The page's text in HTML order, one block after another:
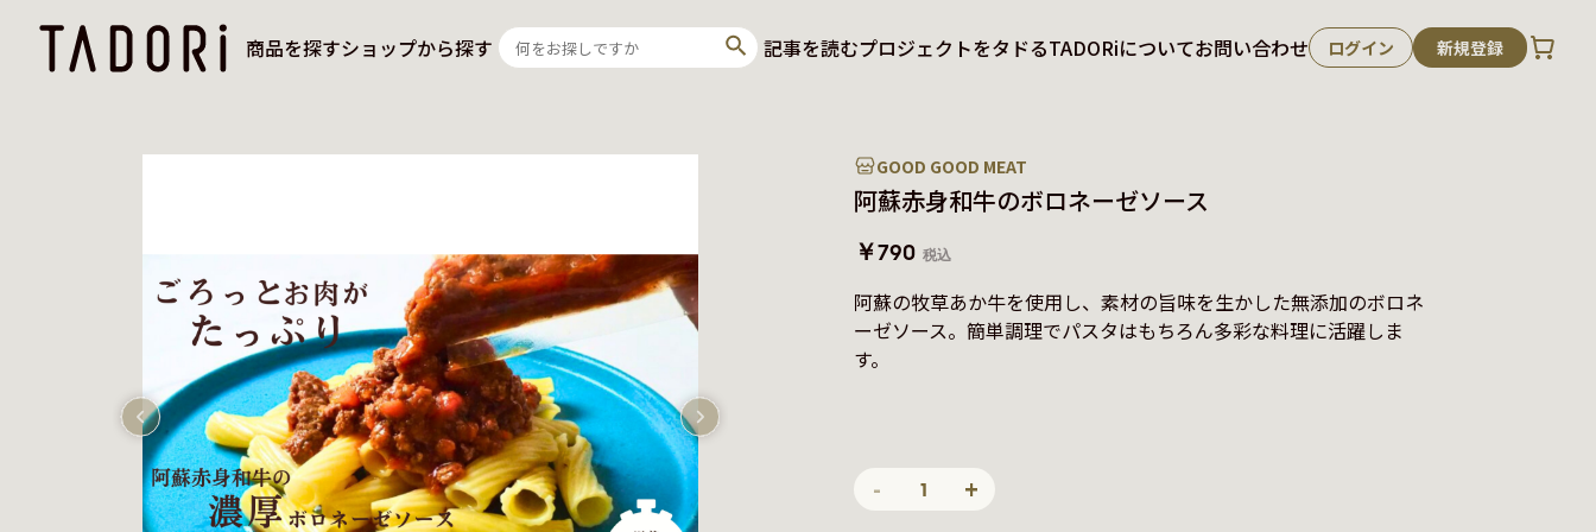
商品を探すショップから探す 記事を読むプロジェクトをタドるTADORiについてお問い合わせ ログイン 新規登録
GOOD GOOD MEAT
阿蘇赤身和牛のボロネーゼソース
￥790 税込
阿蘇の牧草あか牛を使用し、素材の旨味を生かした無添加のボロネ
ーゼソース。簡単調理でパスタはもちろん多彩な料理に活躍しま
す。
- 1 +